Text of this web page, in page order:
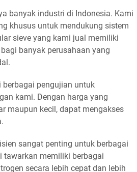
banyak industri di Indonesia. Kami
khusus untuk mendukung sistem
sieve yang kami jual memiliki
banyak perusahaan yang
pengujian untuk
kami. Dengan harga yang
maupun kecil, dapat mengakses
sangat penting untuk berbagai
tawarkan memiliki berbagai
secara lebih cepat dan lebih